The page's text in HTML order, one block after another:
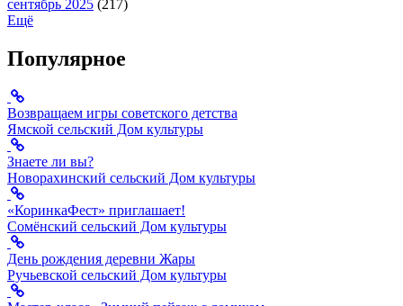
сентябрь 2025 (217)
Ещё
Популярное
Возвращаем игры советского детства
Ямской сельский Дом культуры
Знаете ли вы?
Новорахинский сельский Дом культуры
«КоринкаФест» приглашает!
Сомёнский сельский Дом культуры
День рождения деревни Жары
Ручьевской сельский Дом культуры